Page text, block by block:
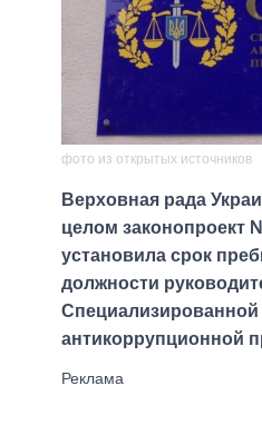
фото из открытых источников
Верховная рада
целом законопроект
установила срок
должности
Специализированной
антикоррупционной